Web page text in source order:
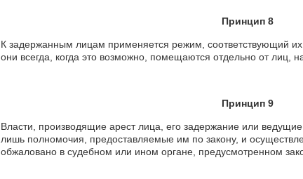
Принцип 8
К задержанным лицам применяется режим, соответствующий их
они всегда, когда это возможно, помещаются отдельно от лиц,
Принцип 9
Власти, производящие арест лица, его задержание или
лишь полномочия, предоставляемые им по закону, и
обжаловано в судебном или ином органе, предусмотренном